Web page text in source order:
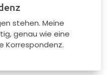
stehen. Meine
genau wie eine
Korrespondenz.